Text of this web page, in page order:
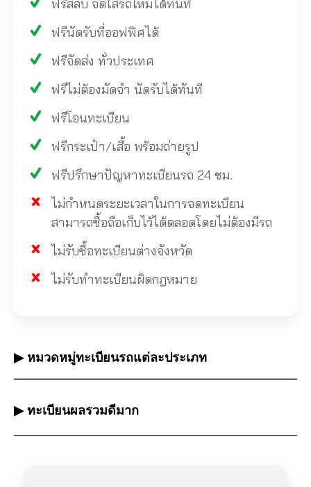
ฟรีสลับ จดใส่รถใหม่ได้ทันที
ฟรีนัดรับที่ออฟฟิศได้
ฟรีจัดส่ง ทั่วประเทศ
ฟรีไม่ต้องมัดจำ นัดรับได้ทันที
ฟรีโอนทะเบียน
ฟรีกระเป๋า/เสื้อ พร้อมถ่ายรูป
ฟรีปรึกษาปัญหาทะเบียนรถ 24 ชม.
ไม่กำหนดระยะเวลาในการจดทะเบียน
สามารถซื้อถือเก็บไว้ได้ตลอดโดยไม่ต้องมีรถ
ไม่รับซื้อทะเบียนต่างจังหวัด
ไม่รับทำทะเบียนผิดกฎหมาย
▶ หมวดหมู่ทะเบียนรถแต่ละประเภท
▶ ทะเบียนผลรวมดีมาก